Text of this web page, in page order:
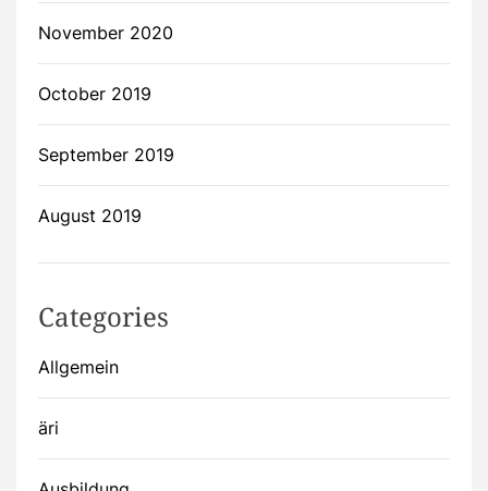
November 2020
October 2019
September 2019
August 2019
Categories
Allgemein
äri